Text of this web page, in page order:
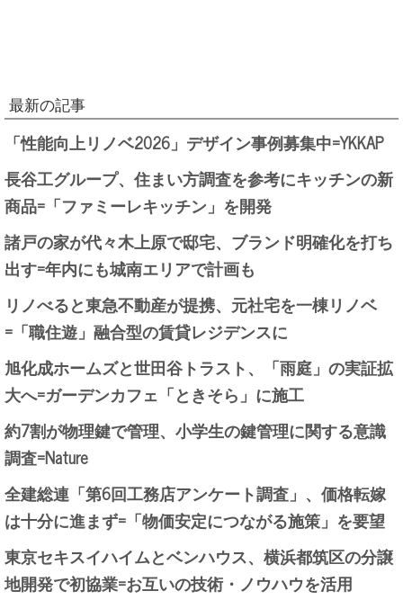
最新の記事
「性能向上リノベ2026」デザイン事例募集中=YKKAP
長谷工グループ、住まい方調査を参考にキッチンの新
商品=「ファミーレキッチン」を開発
諸戸の家が代々木上原で邸宅、ブランド明確化を打ち
出す=年内にも城南エリアで計画も
リノべると東急不動産が提携、元社宅を一棟リノベ
=「職住遊」融合型の賃貸レジデンスに
旭化成ホームズと世田谷トラスト、「雨庭」の実証拡
大へ=ガーデンカフェ「ときそら」に施工
約7割が物理鍵で管理、小学生の鍵管理に関する意識
調査=Nature
全建総連「第6回工務店アンケート調査」、価格転嫁
は十分に進まず=「物価安定につながる施策」を要望
東京セキスイハイムとベンハウス、横浜都筑区の分譲
地開発で初協業=お互いの技術・ノウハウを活用